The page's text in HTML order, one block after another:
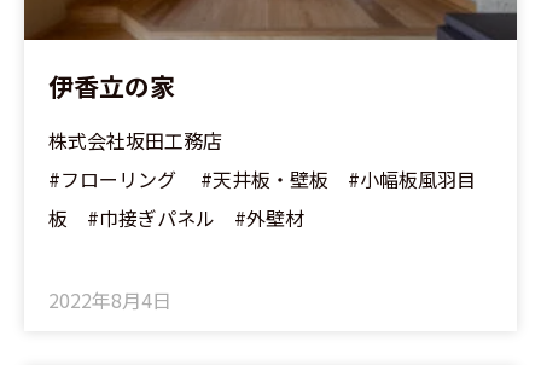
伊香立の家
株式会社坂田工務店
#フローリング #天井板・壁板 #小幅板風羽目
板 #巾接ぎパネル #外壁材
2022年8月4日